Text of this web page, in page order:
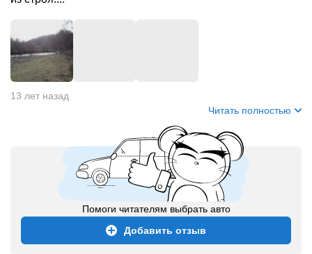
13 лет назад
Читать полностью
Помоги читателям выбрать авто
Добавить отзыв